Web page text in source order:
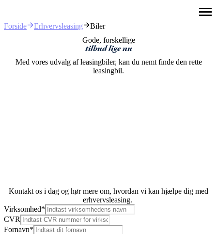
Forside Erhvervsleasing
Biler
Gode, forskellige
tilbud lige nu
Med vores udvalg af leasingbiler, kan du nemt finde den rette
leasingbil.
Kontakt os i dag og hør mere om, hvordan vi kan hjælpe dig med
erhvervsleasing.
Virksomhed*
CVR
Fornavn*